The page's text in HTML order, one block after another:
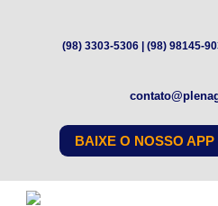
(98) 3303-5306 | (98) 98145-
BAIXE O NOSSO APP